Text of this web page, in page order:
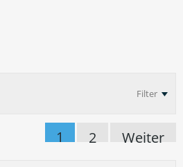
Filter
1 2 Weiter